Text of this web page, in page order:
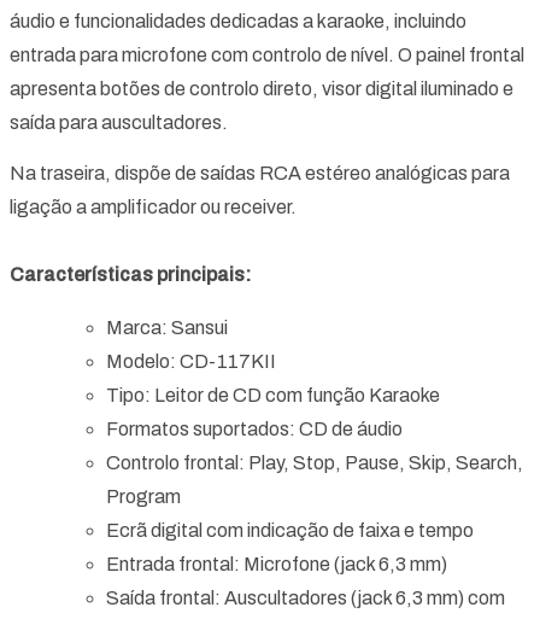
áudio e funcionalidades dedicadas a karaoke, incluindo
entrada para microfone com controlo de nível. O painel frontal
apresenta botões de controlo direto, visor digital iluminado e
saída para auscultadores.
Na traseira, dispõe de saídas RCA estéreo analógicas para
ligação a amplificador ou receiver.
Características principais:
Marca: Sansui
Modelo: CD-117KII
Tipo: Leitor de CD com função Karaoke
Formatos suportados: CD de áudio
Controlo frontal: Play, Stop, Pause, Skip, Search,
Program
Ecrã digital com indicação de faixa e tempo
Entrada frontal: Microfone (jack 6,3 mm)
Saída frontal: Auscultadores (jack 6,3 mm) com